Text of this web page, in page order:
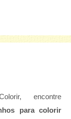
encontre
para colorir